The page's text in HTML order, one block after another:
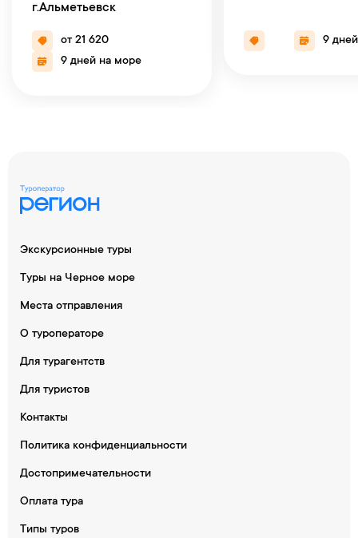
г.Альметьевск
от 21 620
9 дней на море
9
Экскурсионные туры
Туры на Черное море
Места отправления
О туроператоре
Для турагентств
Для туристов
Контакты
Политика конфиденциальности
Достопримечательности
Оплата тура
Типы туров